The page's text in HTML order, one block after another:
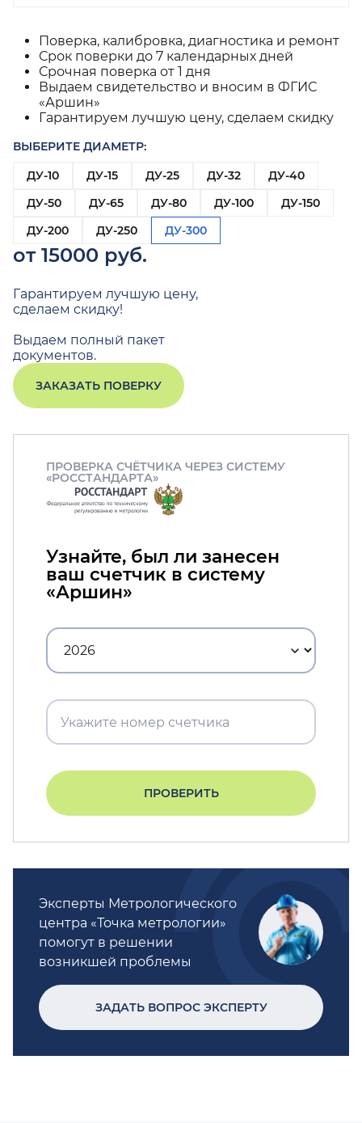
Поверка, калибровка, диагностика и ремонт
Срок поверки до 7 календарных дней
Срочная поверка от 1 дня
Выдаем свидетельство и вносим в ФГИС
«Аршин»
Гарантируем лучшую цену, сделаем скидку
ВЫБЕРИТЕ ДИАМЕТР:
ДУ-10
ДУ-15 ДУ-25 ДУ-32
ДУ-40
ДУ-50
ДУ-65 ДУ-80 ДУ-100
ДУ-150
ДУ-200
ДУ-250 ДУ-300
от 15000 руб.
Гарантируем лучшую цену,
сделаем скидку!
Выдаем полный пакет
документов.
ЗАКАЗАТЬ ПОВЕРКУ
ПРОВЕРКА СЧЁТЧИКА ЧЕРЕЗ СИСТЕМУ
«РОССТАНДАРТА»
Узнайте, был ли занесен
ваш счетчик в систему
«Аршин»
ПРОВЕРИТЬ
Эксперты Метрологического
центра «Точка метрологии»
помогут в решении
возникшей проблемы
ЗАДАТЬ ВОПРОС ЭКСПЕРТУ